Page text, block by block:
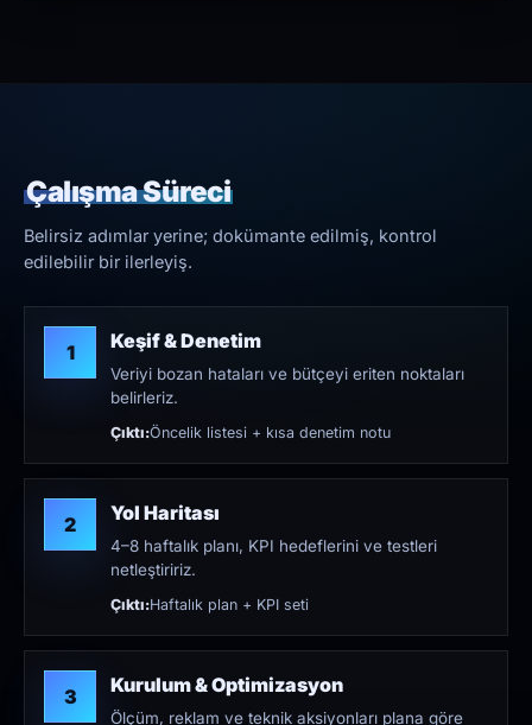
Çalışma Süreci
Belirsiz adımlar yerine; dokümante edilmiş, kontrol
edilebilir bir ilerleyiş.
1 Keşif & Denetim
Veriyi bozan hataları ve bütçeyi eriten noktaları
belirleriz.
Çıktı:Öncelik listesi + kısa denetim notu
2 Yol Haritası
4–8 haftalık planı, KPI hedeflerini ve testleri
netleştiririz.
Çıktı:Haftalık plan + KPI seti
3 Kurulum & Optimizasyon
Ölçüm, reklam ve teknik aksiyonları plana göre